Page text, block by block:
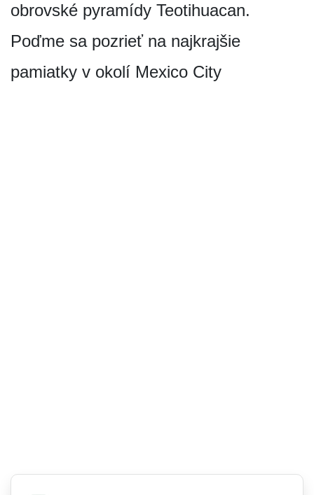
obrovské pyramídy Teotihuacan.
Poďme sa pozrieť na najkrajšie
pamiatky v okolí Mexico City